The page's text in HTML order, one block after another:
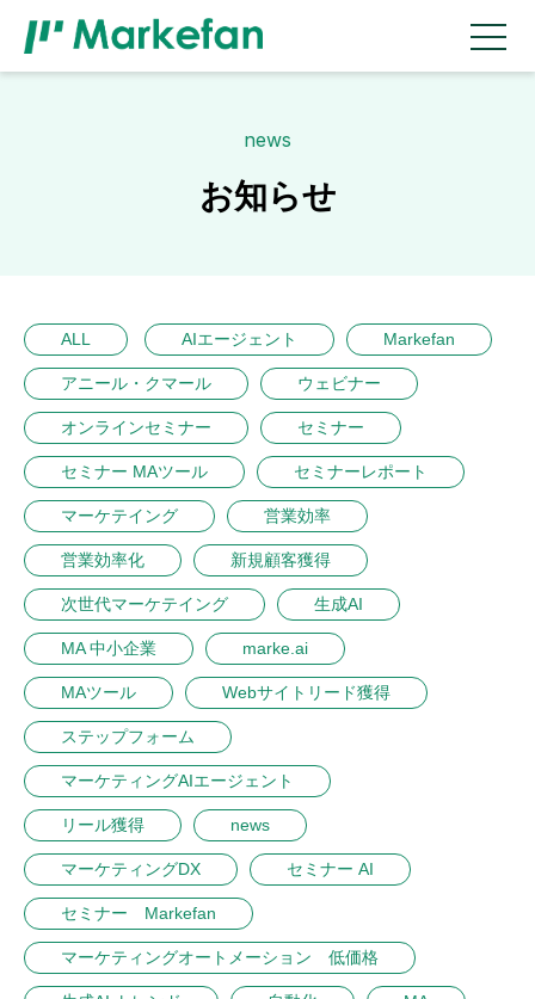
news
お知らせ
ALL AIエージェント Markefan
アニール・クマール ウェビナー
オンラインセミナー セミナー
セミナー MAツール セミナーレポート
マーケテイング 営業効率
営業効率化 新規顧客獲得
次世代マーケテイング 生成AI
MA 中小企業 marke.ai
MAツール Webサイトリード獲得
ステップフォーム
マーケティングAIエージェント
リール獲得 news
マーケティングDX セミナー AI
セミナー Markefan
マーケティングオートメーション 低価格